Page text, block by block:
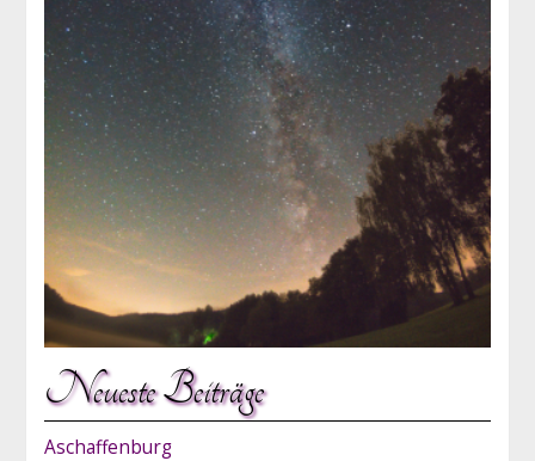
Neueste Beiträge
Aschaffenburg